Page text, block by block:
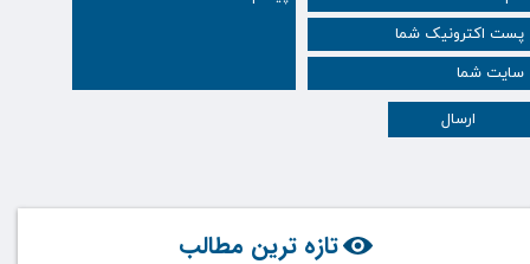
ارسال
تازه ترین مطالب